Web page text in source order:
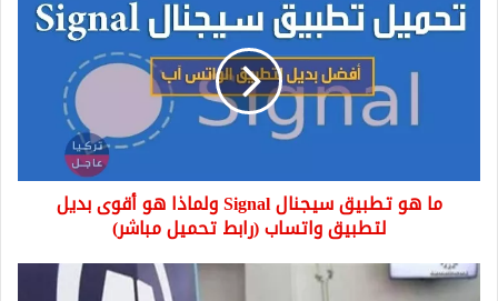
هو
تطبيق
بديل
لتطبيق
تحميل
مباشر)
ما هو تطبيق سيجنال Signal ولماذا هو أقوى بديل
لتطبيق واتساب (رابط تحميل مباشر)
وكالة